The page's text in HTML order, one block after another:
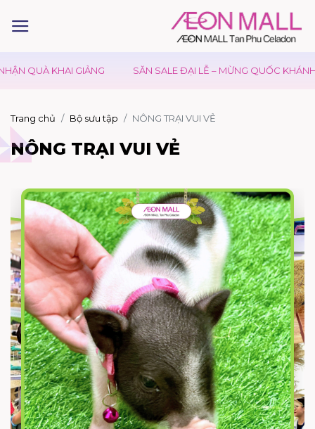
QUÀ KHAI GIẢNG SĂN SALE ĐẠI LỄ – MỪNG QUỐC KHÁNH
Trang chủ Bộ sưu tập NÔNG TRẠI VUI VẺ
NÔNG TRẠI VUI VẺ